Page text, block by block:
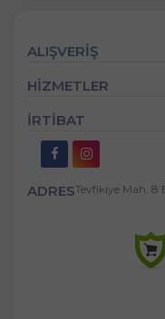
ALIŞVERİŞ
HİZMETLER
İRTİBAT
ADRESTevfikiye Mah. 8